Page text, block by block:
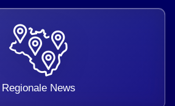
Regionale News